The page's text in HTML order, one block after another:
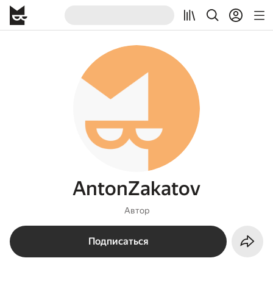
AntonZakatov
Автор
Подписаться